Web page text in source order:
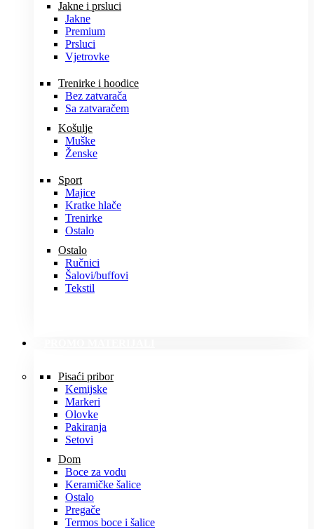
Jakne i prsluci
Jakne
Premium
Prsluci
Vjetrovke
Trenirke i hoodice
Bez zatvarača
Sa zatvaračem
Košulje
Muške
Ženske
Sport
Majice
Kratke hlače
Trenirke
Ostalo
Ostalo
Ručnici
Šalovi/buffovi
Tekstil
Pisaći pribor
Kemijske
Markeri
Olovke
Pakiranja
Setovi
Dom
Boce za vodu
Keramičke šalice
Ostalo
Pregače
Termos boce i šalice